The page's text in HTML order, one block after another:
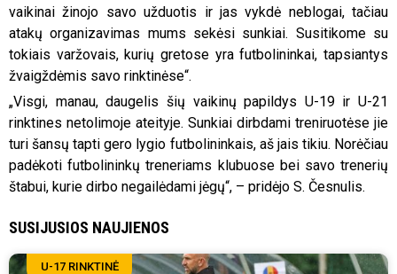
vaikinai žinojo savo užduotis ir jas vykdė neblogai, tačiau
atakų organizavimas mums sekėsi sunkiai. Susitikome su
tokiais varžovais, kurių gretose yra futbolininkai, tapsiantys
žvaigždėmis savo rinktinėse“.
„Visgi, manau, daugelis šių vaikinų papildys U-19 ir U-21
rinktines netolimoje ateityje. Sunkiai dirbdami treniruotėse jie
turi šansų tapti gero lygio futbolininkais, aš jais tikiu. Norėčiau
padėkoti futbolininkų treneriams klubuose bei savo trenerių
štabui, kurie dirbo negailėdami jėgų“, – pridėjo S. Česnulis.
SUSIJUSIOS NAUJIENOS
U-17 RINKTINĖ